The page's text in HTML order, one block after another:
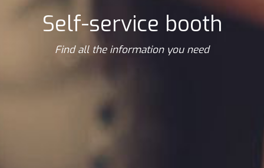
Self-service booth
Find all the information you need